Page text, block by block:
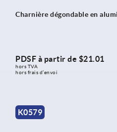
Charnière dégondable en
PDSF à partir de $21.01
hors TVA
hors frais d’envoi
K0579